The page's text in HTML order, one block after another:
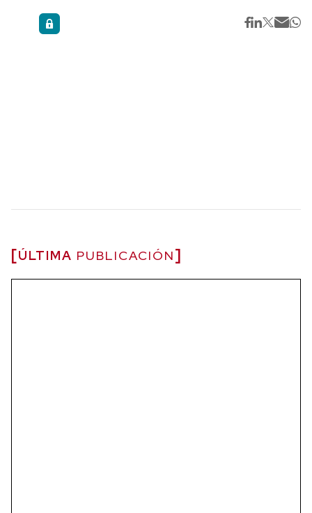
ÚLTIMA PUBLICACIÓN